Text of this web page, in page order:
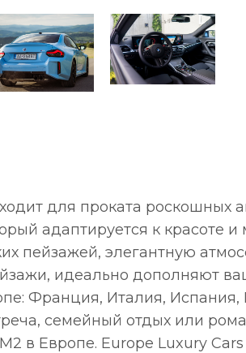
для проката роскошных
адаптируется к красоте
пейзажей, элегантную
идеально дополняют
Франция, Италия,
семейный отдых или
в Европе. Europe Luxury